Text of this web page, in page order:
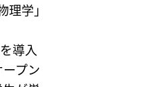
学」
導入
プン